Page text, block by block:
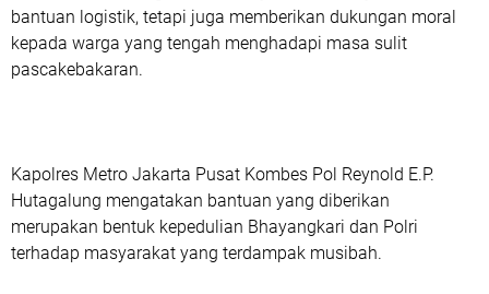
bantuan logistik, tetapi juga memberikan dukungan moral
kepada warga yang tengah menghadapi masa sulit
pascakebakaran.
Kapolres Metro Jakarta Pusat Kombes Pol Reynold E.P.
Hutagalung mengatakan bantuan yang diberikan
merupakan bentuk kepedulian Bhayangkari dan Polri
terhadap masyarakat yang terdampak musibah.